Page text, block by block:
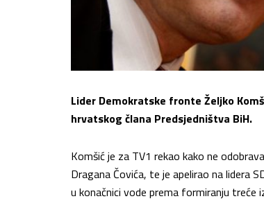
Lider Demokratske fronte Željko
hrvatskog člana Predsjedništva BiH.
Komšić je za TV1 rekao kako ne
Dragana Čovića, te je apelirao na lidera
u konačnici vode prema formiranju treće